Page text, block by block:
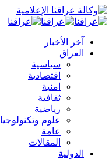
آخر الأخبار
العراق
سياسية
اقتصادية
امنية
ثقافية
رياضية
علوم وتكنولوجيا
عامة
المقالات
الدولية